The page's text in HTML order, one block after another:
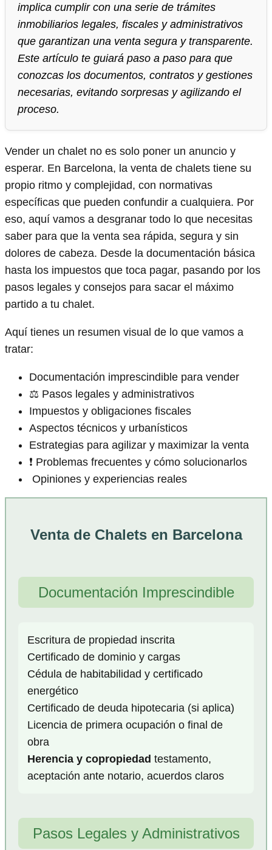
implica cumplir con una serie de trámites
inmobiliarios legales, fiscales y administrativos
que garantizan una venta segura y transparente.
Este artículo te guiará paso a paso para que
conozcas los documentos, contratos y gestiones
necesarias, evitando sorpresas y agilizando el
proceso.
Vender un chalet no es solo poner un anuncio y
esperar. En Barcelona, la venta de chalets tiene su
propio ritmo y complejidad, con normativas
específicas que pueden confundir a cualquiera. Por
eso, aquí vamos a desgranar todo lo que necesitas
saber para que la venta sea rápida, segura y sin
dolores de cabeza. Desde la documentación básica
hasta los impuestos que toca pagar, pasando por los
pasos legales y consejos para sacar el máximo
partido a tu chalet.
Aquí tienes un resumen visual de lo que vamos a
tratar:
Documentación imprescindible para vender
⚖️ Pasos legales y administrativos
Impuestos y obligaciones fiscales
Aspectos técnicos y urbanísticos
Estrategias para agilizar y maximizar la venta
❗ Problemas frecuentes y cómo solucionarlos
️ Opiniones y experiencias reales
Venta de Chalets en Barcelona
Documentación Imprescindible
Escritura de propiedad inscrita
Certificado de dominio y cargas
Cédula de habitabilidad y certificado
energético
Certificado de deuda hipotecaria (si aplica)
Licencia de primera ocupación o final de
obra
Herencia y copropiedad testamento,
aceptación ante notario, acuerdos claros
Pasos Legales y Administrativos